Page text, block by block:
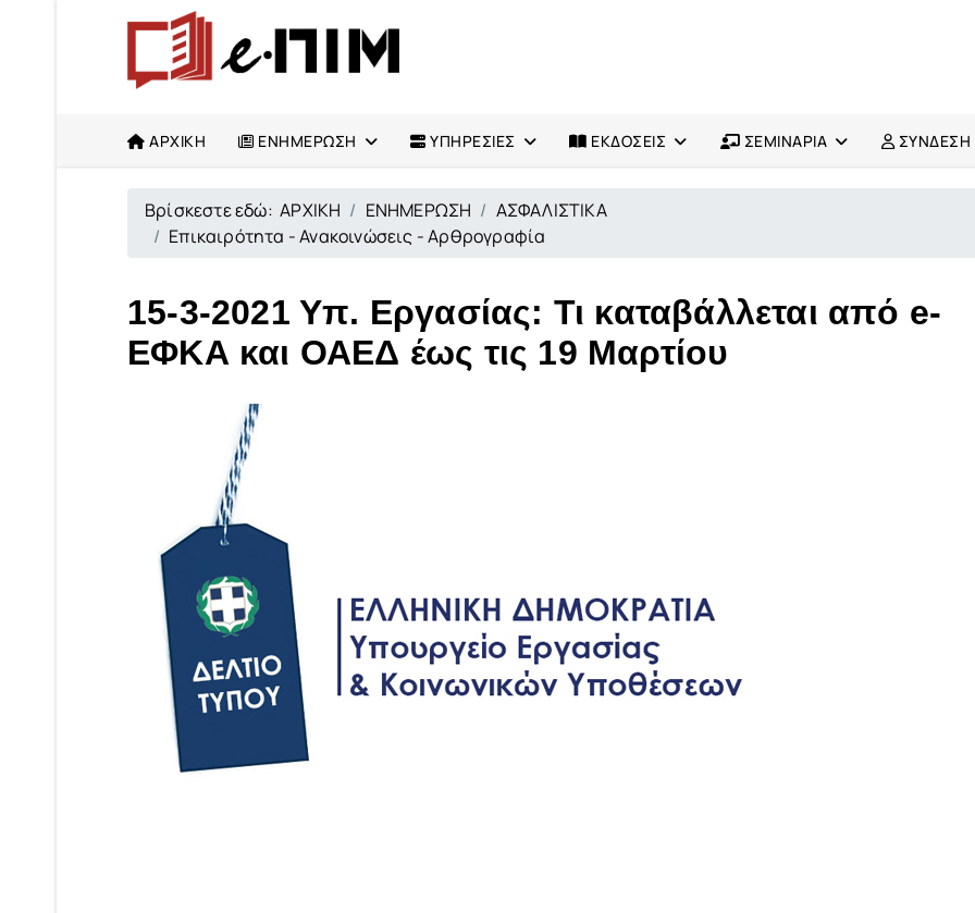
ΑΡΧΙΚΗ ΕΝΗΜΕΡΩΣΗ ΥΠΗΡΕΣΙΕΣ ΕΚΔΟΣΕΙΣ ΣΕΜΙΝΑΡΙΑ ΣΥΝΔΕΣΗ
Βρίσκεστε εδώ:ΑΡΧΙΚΗ ΕΝΗΜΕΡΩΣΗ
ΑΣΦΑΛΙΣΤΙΚΑ
Επικαιρότητα - Ανακοινώσεις - Αρθρογραφία
15-3-2021 Υπ. Εργασίας: Τι καταβάλλεται από e-
ΕΦΚΑ και ΟΑΕΔ έως τις 19 Μαρτίου